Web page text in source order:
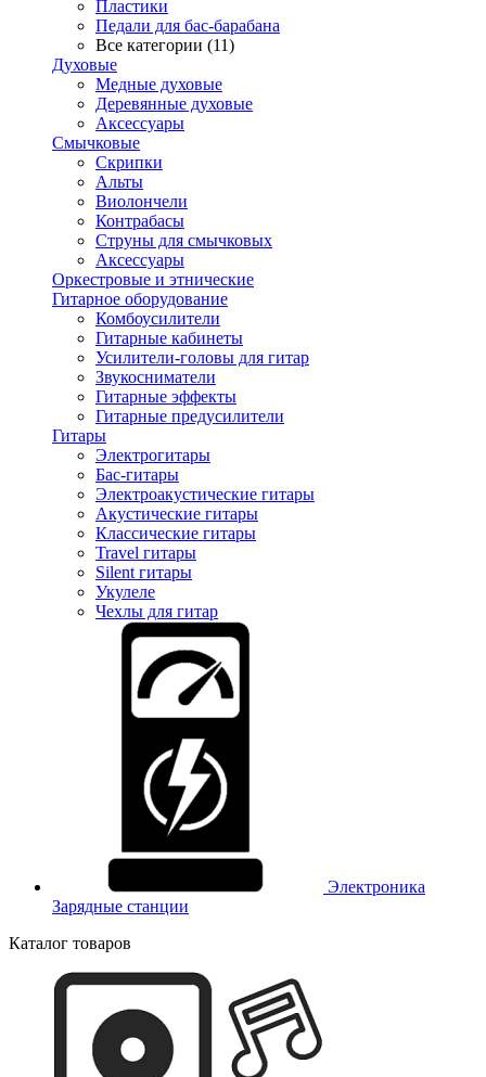
Пластики
Педали для бас-барабана
Все категории (11)
Духовые
Медные духовые
Деревянные духовые
Аксессуары
Смычковые
Скрипки
Альты
Виолончели
Контрабасы
Струны для смычковых
Аксеcсуары
Оркестровые и этнические
Гитарное оборудование
Комбоусилители
Гитарные кабинеты
Усилители-головы для гитар
Звукосниматели
Гитарные эффекты
Гитарные предусилители
Гитары
Электрогитары
Бас-гитары
Электроакустические гитары
Акустические гитары
Классические гитары
Travel гитары
Silent гитары
Укулеле
Чехлы для гитар
Электроника
Зарядные станции
Каталог товаров